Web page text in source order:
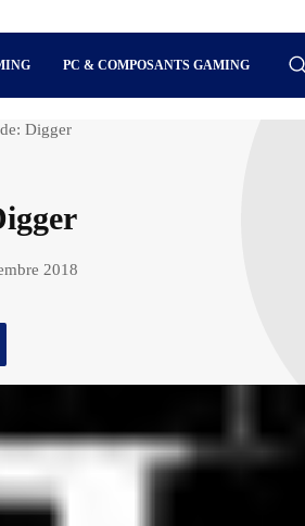
PC & COMPOSANTS GAMING
Digger
2018